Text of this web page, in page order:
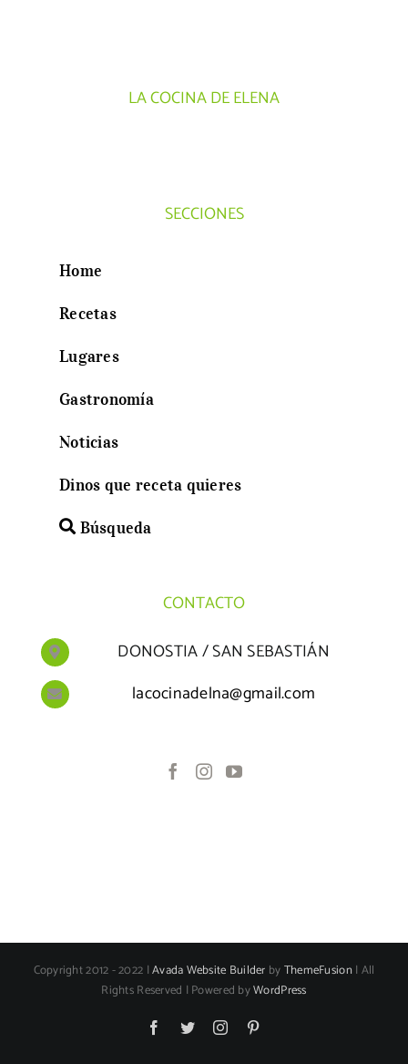
LA COCINA DE ELENA
SECCIONES
Home
Recetas
Lugares
Gastronomía
Noticias
Dinos que receta quieres
Búsqueda
CONTACTO
DONOSTIA / SAN SEBASTIÁN
lacocinadelna@gmail.com
Copyright 2012 - 2022 |Avada Website Builder byThemeFusion | All
Rights Reserved | Powered byWordPress
Facebook
TwitterInstagram